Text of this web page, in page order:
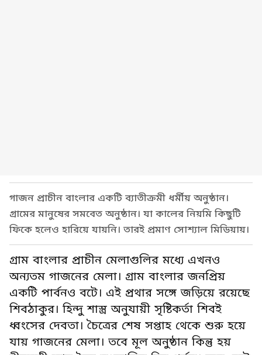
গাজন প্রাচীন বাংলার একটি ব্যাতীক্রমী ধর্মীয় অনুষ্ঠান।
গ্রামের মানুষের সমবেত অনুষ্ঠান। যা কালের নিয়মি কিছুটি
ফিকে হলেও হারিয়ে যায়নি। তারই প্রমাণ সোশ্যাল মিডিয়ায়।
গ্রাম বাংলার প্রাচীন মেলাগুলির মধ্যে এখনও
অন্যতম গাজনের মেলা। গ্রাম বাংলার জনপ্রিয়
একটি পার্বনও বটে। এই প্রথার সঙ্গে জড়িয়ে রয়েছে
শিবঠাকুর। হিন্দু শাস্ত্র অনুযায়ী সৃষ্টিকর্তা শিবই
ধ্বংসের দেবতা। চৈত্রের শেষ সপ্তাহ থেকে শুরু হয়ে
যায় গাজনের মেলা। তবে মূল অনুষ্ঠান কিন্তু হয়